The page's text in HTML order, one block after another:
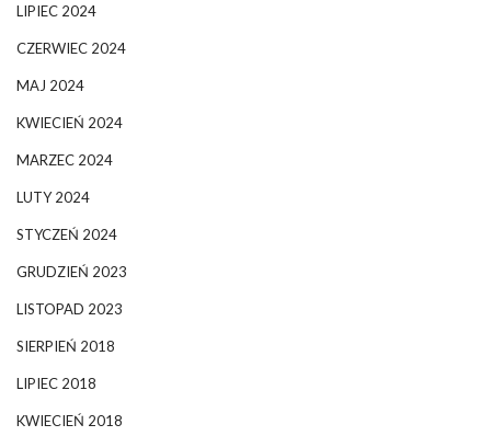
LIPIEC 2024
CZERWIEC 2024
MAJ 2024
KWIECIEŃ 2024
MARZEC 2024
LUTY 2024
STYCZEŃ 2024
GRUDZIEŃ 2023
LISTOPAD 2023
SIERPIEŃ 2018
LIPIEC 2018
KWIECIEŃ 2018